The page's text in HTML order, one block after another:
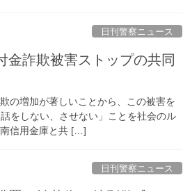
日刊警察ニュース
の増加が著しいことから、この被害を
をしない、させない」ことを社会のル
信用金庫と共 […]
日刊警察ニュース